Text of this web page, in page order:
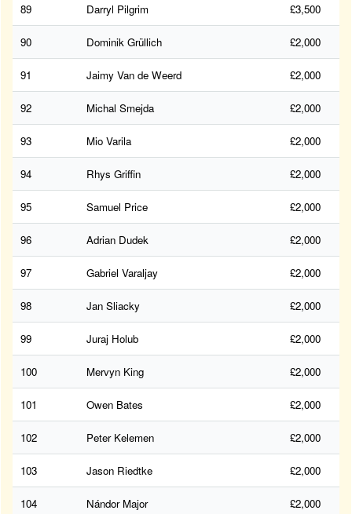
89 Darryl Pilgrim £3,500
90 Dominik Grüllich £2,000
91 Jaimy Van de Weerd £2,000
92 Michal Smejda £2,000
93 Mio Varila £2,000
94 Rhys Griffin £2,000
95 Samuel Price £2,000
96 Adrian Dudek £2,000
97 Gabriel Varaljay £2,000
98 Jan Sliacky £2,000
99 Juraj Holub £2,000
100 Mervyn King £2,000
101 Owen Bates £2,000
102 Peter Kelemen £2,000
103 Jason Riedtke £2,000
104 Nándor Major £2,000